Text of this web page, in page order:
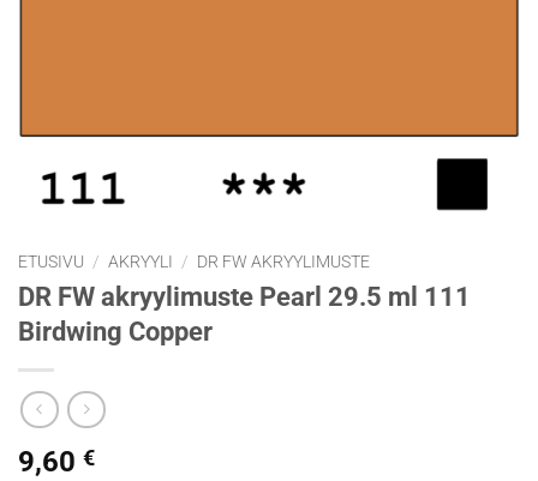
ETUSIVU / AKRYYLI / DR FW AKRYYLIMUSTE
DR FW akryylimuste Pearl 29.5 ml 111
Birdwing Copper
9,60 €